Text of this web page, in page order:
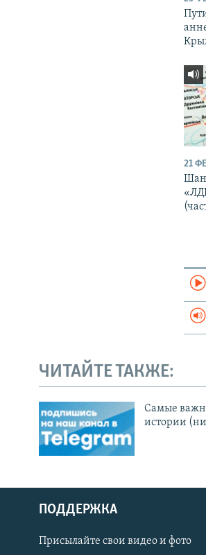
Українською
21
ЧИТАЙТЕ ТАКЖЕ:
Cамые
истории
ПОДДЕРЖКА
Присылайте свои видео и фото